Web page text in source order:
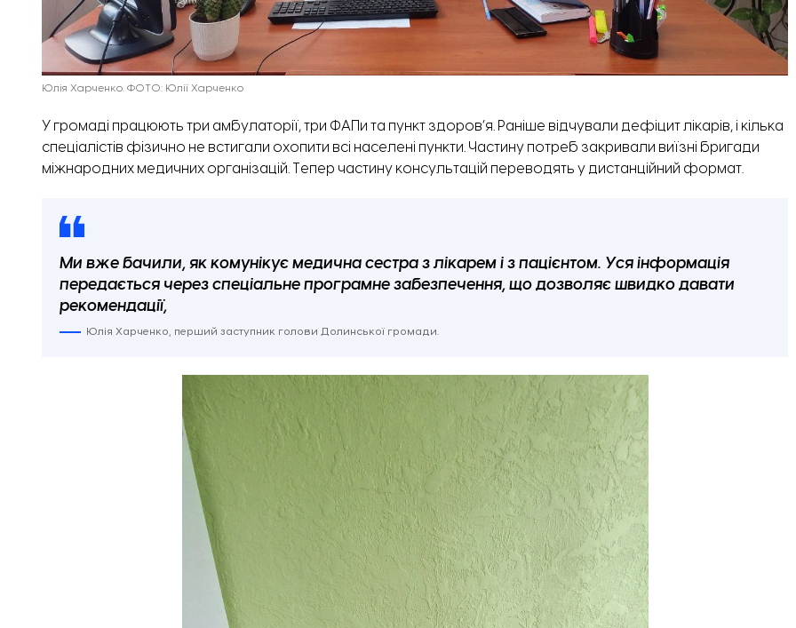
Юлія Харченко. ФОТО: Юлії Харченко
У громаді працюють три амбулаторії, три ФАПи та пункт здоров’я. Раніше відчували дефіцит лікарів, і кілька
спеціалістів фізично не встигали охопити всі населені пункти. Частину потреб закривали виїзні бригади
міжнародних медичних організацій. Тепер частину консультацій переводять у дистанційний формат.
Ми вже бачили, як комунікує медична сестра з лікарем і з пацієнтом. Уся інформація
передається через спеціальне програмне забезпечення, що дозволяє швидко давати
рекомендації,
Юлія Харченко, перший заступник голови Долинської громади.